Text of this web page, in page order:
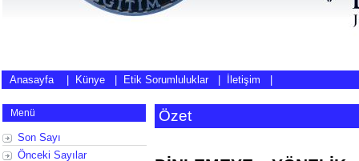
Anasayfa| Künye Etik Sorumluluklar İletişim
Menü
Son Sayı
Önceki Sayılar
Özet